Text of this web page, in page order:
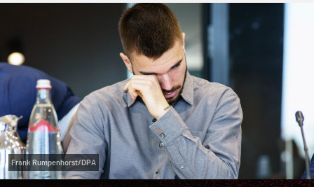
Frank Rumpenhorst/DPA